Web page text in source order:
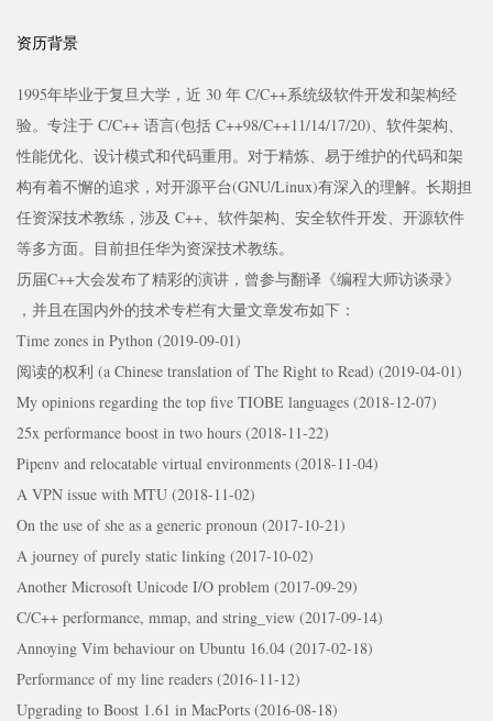
资历背景
1995年毕业于复旦大学，近 30 年 C/C++系统级软件开发和架构经
验。专注于 C/C++ 语言(包括 C++98/C++11/14/17/20)、软件架构、
性能优化、设计模式和代码重用。对于精炼、易于维护的代码和架
构有着不懈的追求，对开源平台(GNU/Linux)有深入的理解。长期担
任资深技术教练，涉及 C++、软件架构、安全软件开发、开源软件
等多方面。目前担任华为资深技术教练。
历届C++大会发布了精彩的演讲，曾参与翻译《编程大师访谈录》
，并且在国内外的技术专栏有大量文章发布如下：
Time zones in Python (2019-09-01)
阅读的权利 (a Chinese translation of The Right to Read) (2019-04-01)
My opinions regarding the top five TIOBE languages (2018-12-07)
25x performance boost in two hours (2018-11-22)
Pipenv and relocatable virtual environments (2018-11-04)
A VPN issue with MTU (2018-11-02)
On the use of she as a generic pronoun (2017-10-21)
A journey of purely static linking (2017-10-02)
Another Microsoft Unicode I/O problem (2017-09-29)
C/C++ performance, mmap, and string_view (2017-09-14)
Annoying Vim behaviour on Ubuntu 16.04 (2017-02-18)
Performance of my line readers (2016-11-12)
Upgrading to Boost 1.61 in MacPorts (2016-08-18)